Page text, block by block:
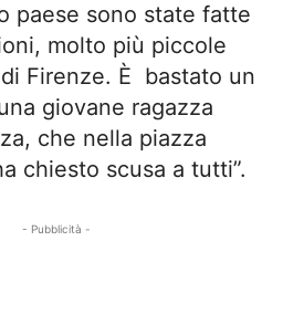
paese sono state fatte
molto più piccole
Firenze. È bastato un
giovane ragazza
che nella piazza
chiesto scusa a tutti”.
- Pubblicità -